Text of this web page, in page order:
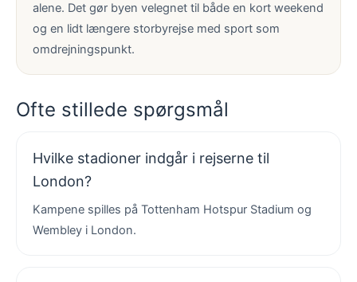
alene. Det gør byen velegnet til både en kort weekend
og en lidt længere storbyrejse med sport som
omdrejningspunkt.
Ofte stillede spørgsmål
Hvilke stadioner indgår i rejserne til
London?
Kampene spilles på Tottenham Hotspur Stadium og
Wembley i London.